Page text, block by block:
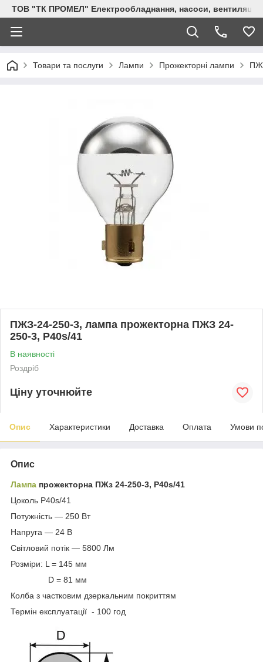
ТОВ "ТК ПРОМЕЛ" Електрообладнання, насоси, вентиляція,
Товари та послуги Лампи Прожекторні лампи
ПЖЗ-24-250-3, лампа прожекторна ПЖЗ 24-
250-3, P40s/41
В наявності
Роздріб
Ціну уточнюйте
Опис Характеристики Доставка Оплата Умови
Опис
Лампа прожекторна ПЖз 24-250-3, P40s/41
Цоколь P40s/41
Потужність — 250 Вт
Напруга — 24 В
Світловий потік — 5800 Лм
Розміри: L = 145 мм
D = 81 мм
Колба з частковим дзеркальним покриттям
Термін експлуатації - 100 год